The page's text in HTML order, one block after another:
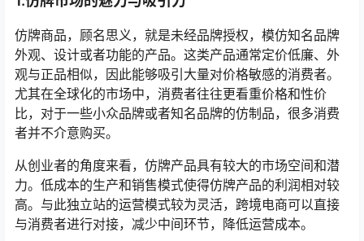
仿牌商品，顾名思义，就是未经品牌授权，模仿知名品牌
外观、设计或者功能的产品。这类产品通常定价低廉、外
观与正品相似，因此能够吸引大量对价格敏感的消费者。
尤其在全球化的市场中，消费者往往更看重价格和性价
比，对于一些小众品牌或者知名品牌的仿制品，很多消费
者并不介意购买。
从创业者的角度来看，仿牌产品具有较大的市场空间和潜
力。低成本的生产和销售模式使得仿牌产品的利润相对较
高。与此独立站的运营模式较为灵活，跨境电商可以直接
与消费者进行对接，减少中间环节，降低运营成本。